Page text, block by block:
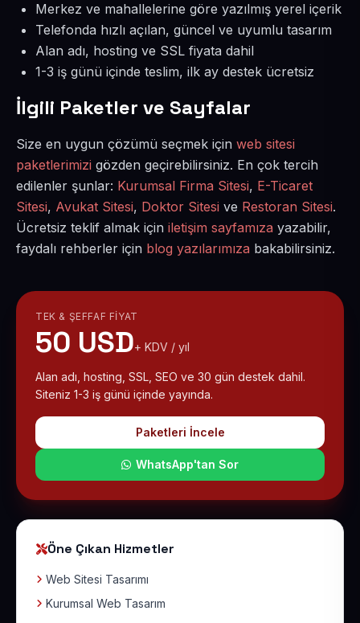
Merkez ve mahallelerine göre yazılmış yerel içerik
Telefonda hızlı açılan, güncel ve uyumlu tasarım
Alan adı, hosting ve SSL fiyata dahil
1-3 iş günü içinde teslim, ilk ay destek ücretsiz
İlgili Paketler ve Sayfalar
Size en uygun çözümü seçmek için web sitesi
paketlerimizi gözden geçirebilirsiniz. En çok tercih
edilenler şunlar: Kurumsal Firma Sitesi, E-Ticaret
Sitesi, Avukat Sitesi, Doktor Sitesi ve Restoran Sitesi.
Ücretsiz teklif almak için iletişim sayfamıza yazabilir,
faydalı rehberler için blog yazılarımıza bakabilirsiniz.
TEK & ŞEFFAF FIYAT
50 USD+ KDV / yıl
Alan adı, hosting, SSL, SEO ve 30 gün destek dahil.
Siteniz 1-3 iş günü içinde yayında.
Paketleri İncele
WhatsApp'tan Sor
Öne Çıkan Hizmetler
Web Sitesi Tasarımı
Kurumsal Web Tasarım